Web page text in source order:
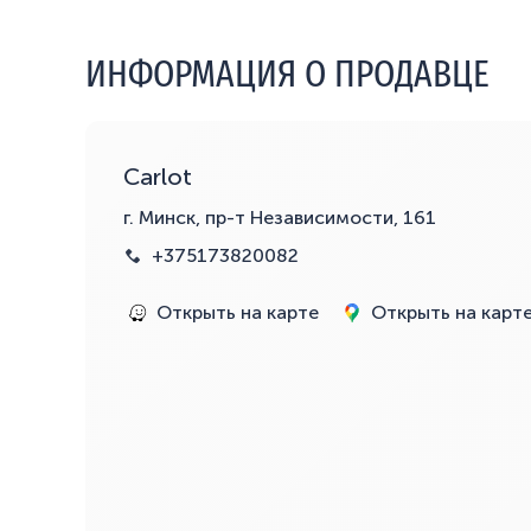
ИНФОРМАЦИЯ О ПРОДАВЦЕ
Carlot
г. Минск, пр-т Независимости, 161
+375173820082
Открыть на карте Открыть на